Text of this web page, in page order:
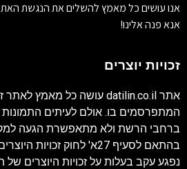
אנו עושים כל מאמץ להשלים את הנגשת
אנא פנה אלינו!
זכויות יוצרים
אתר datilin.co.il עושה כל מאמץ לאתר
המתפרסמים בו. אולם לעיתים התמונות
ברחבי הרשת ולא מתאפשרת הגעה
בהתאם לסעיף 27א' לחוק
נפגע עקב בעלות על זכויות היוצרים של